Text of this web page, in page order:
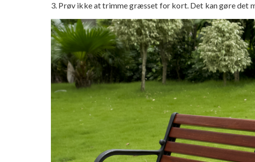
3. Prøv ikke at trimme græsset for kort. Det kan gøre det